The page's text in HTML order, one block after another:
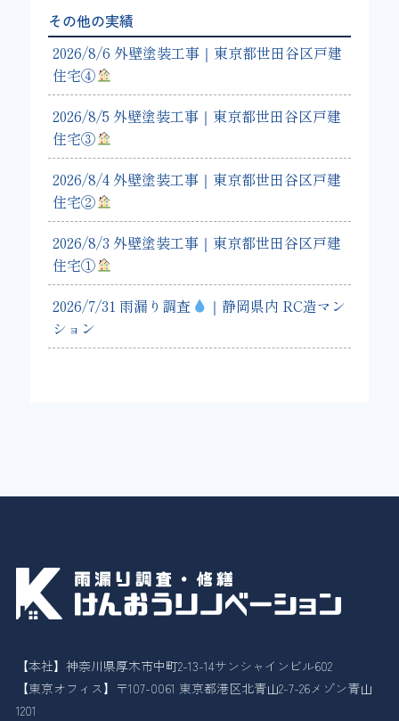
その他の実績
2026/8/6 外壁塗装工事｜東京都世田谷区戸建
住宅④
2026/8/5 外壁塗装工事｜東京都世田谷区戸建
住宅③
2026/8/4 外壁塗装工事｜東京都世田谷区戸建
住宅②
2026/8/3 外壁塗装工事｜東京都世田谷区戸建
住宅①
2026/7/31 雨漏り調査
｜静岡県内 RC造マン
ション
【本社】神奈川県厚木市中町2-13-14サンシャインビル602
【東京オフィス】〒107-0061 東京都港区北青山2-7-26メゾン青山
1201